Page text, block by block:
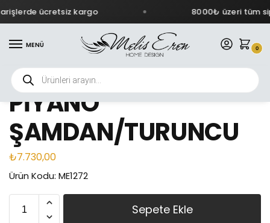
ücretsiz kargo 8000₺ üzeri tüm
MENÜ 0
PİYANO
ŞAMDAN/TURUNCU
₺7.730,00
Ürün Kodu: ME1272
Sepete Ekle